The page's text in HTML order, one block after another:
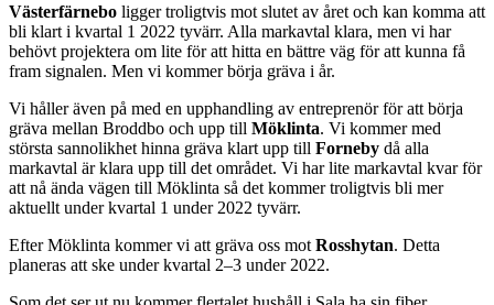
Västerfärnebo ligger troligtvis mot slutet av året och kan komma att
bli klart i kvartal 1 2022 tyvärr. Alla markavtal klara, men vi har
behövt projektera om lite för att hitta en bättre väg för att kunna få
fram signalen. Men vi kommer börja gräva i år.
Vi håller även på med en upphandling av entreprenör för att börja
gräva mellan Broddbo och upp till Möklinta. Vi kommer med
största sannolikhet hinna gräva klart upp till Forneby då alla
markavtal är klara upp till det området. Vi har lite markavtal kvar för
att nå ända vägen till Möklinta så det kommer troligtvis bli mer
aktuellt under kvartal 1 under 2022 tyvärr.
Efter Möklinta kommer vi att gräva oss mot Rosshytan. Detta
planeras att ske under kvartal 2–3 under 2022.